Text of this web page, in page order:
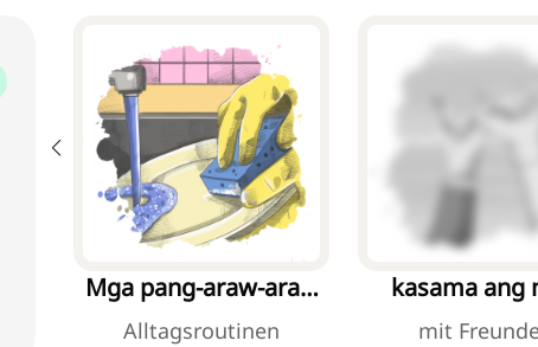
Mga pang-araw-araw
na gawain
Alltagsroutinen
kasama ang
kaibigan
mit